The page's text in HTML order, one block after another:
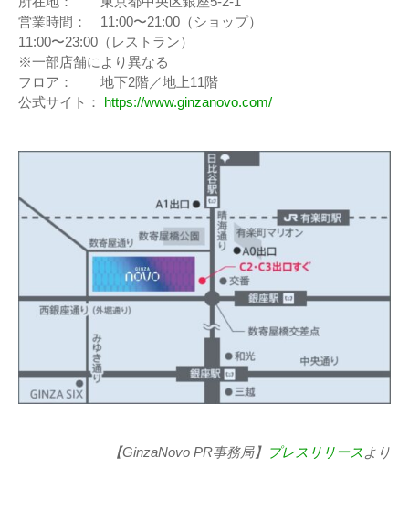
営業時間： 11:00〜21:00（ショップ）
11:00〜23:00（レストラン）
※⼀部店舗により異なる
フロア： 地下2階／地上11階
公式サイト： https://www.ginzanovo.com/
【GinzaNovo PR事務局】 プレスリリースより